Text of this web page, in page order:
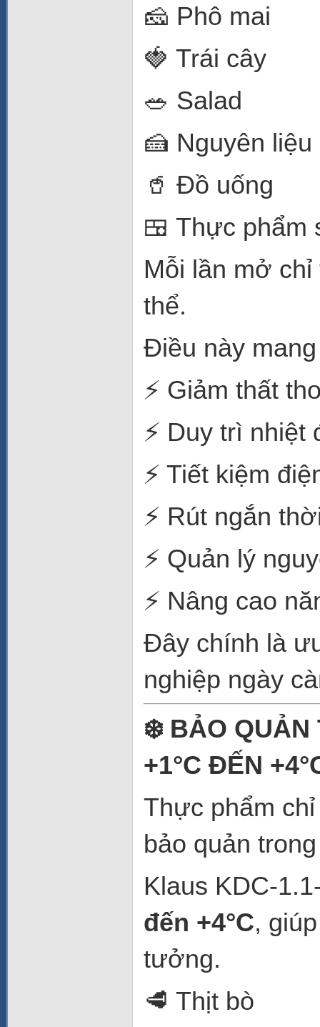
🧀 Phô mai
🍓 Trái cây
🥗 Salad
🍰 Nguyên liệu
🥤 Đồ uống
🍱 Thực phẩm
Mỗi lần mở
thể.
Điều này
⚡ Giảm thất
⚡ Duy trì nhiệt
⚡ Tiết kiệm
⚡ Rút ngắn
⚡ Quản lý
⚡ Nâng cao
Đây chính là
nghiệp ngày
❄️ BẢO QUẢN
+1°C ĐẾN
Thực phẩm
bảo quản
Klaus KDC-
đến +4°C,
tưởng.
🥩 Thịt bò